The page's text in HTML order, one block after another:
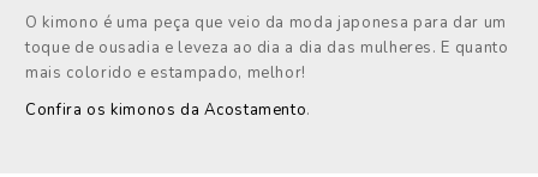
O kimono é uma peça que veio da moda japonesa para dar um
toque de ousadia e leveza ao dia a dia das mulheres. E quanto
mais colorido e estampado, melhor!
Confira os kimonos da Acostamento.